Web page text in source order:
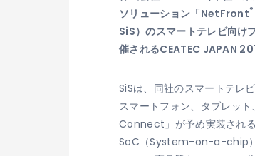
ソリューション「NetFront®
SiS）のスマートテレビ向け
催されるCEATEC JAPAN
SiSは、同社のスマートテレ
スマートフォン、タブレッ
Connect」が予め実装される
SoC（System-on-a-chip）